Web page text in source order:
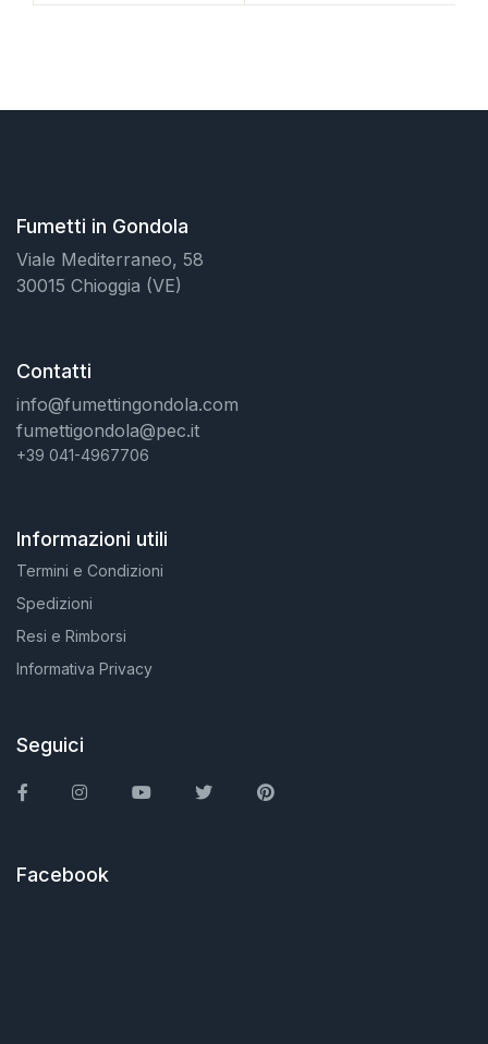
Fumetti in Gondola
Viale Mediterraneo, 58
30015 Chioggia (VE)
Contatti
info@fumettingondola.com
fumettigondola@pec.it
+39 041-4967706
Informazioni utili
Termini e Condizioni
Spedizioni
Resi e Rimborsi
Informativa Privacy
Seguici
FacebookInstagramYou TubeTwitter Pinterest
Facebook